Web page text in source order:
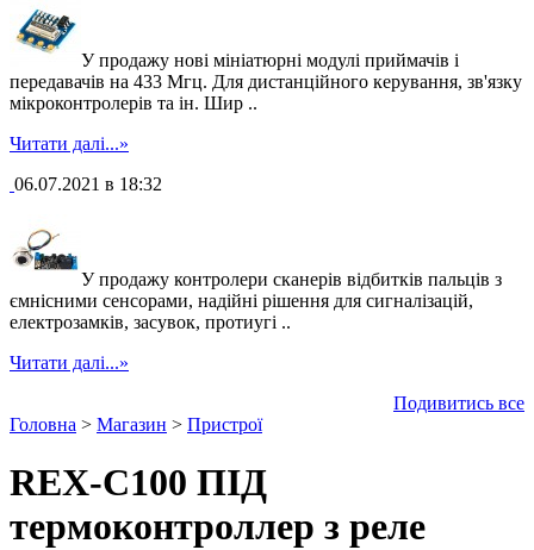
У продажу нові мініатюрні модулі приймачів і
передавачів на 433 Мгц. Для дистанційного керування, зв'язку
мікроконтролерів та ін. Шир ..
Читати далі...»
06.07.2021 в 18:32
У продажу контролери сканерів відбитків пальців з
ємнісними сенсорами, надійні рішення для сигналізацій,
електрозамків, засувок, протиугі ..
Читати далі...»
Подивитись все
Головна > Магазин > Пристрої
REX-C100 ПІД
термоконтроллер з реле